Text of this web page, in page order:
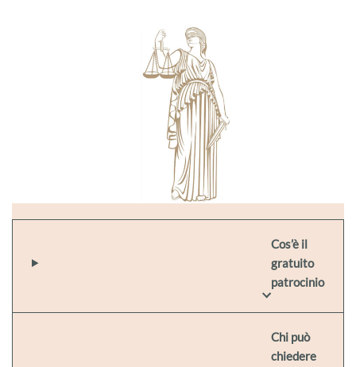
Cos’è il
gratuito
patrocinio
Chi può
chiedere